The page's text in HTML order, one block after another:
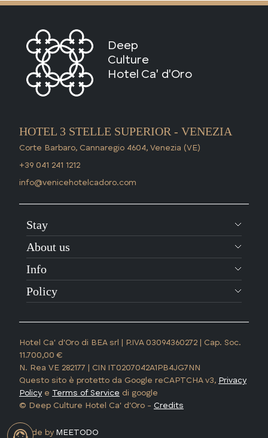
Deep
Culture
Hotel Ca' d'Oro
HOTEL 3 STELLE SUPERIOR - VENEZIA
Corte Barbaro, Cannaregio 4604, Venezia (VE)
+39 041 241 1212
info@venicehotelcadoro.com
Stay
About us
Info
Policy
Hotel Ca' d'Oro di BEA srl | P.IVA 03094360272 | Cap. Soc.
11.700,00 €
N. Rea VE 282177 | CIN IT0207042A1PB4JG7NN
Questo sito è protetto da Google reCAPTCHA v3, Privacy
Policy e Terms of Service di google
© Deep Culture Hotel Ca' d'Oro - Credits
made by MEETODO